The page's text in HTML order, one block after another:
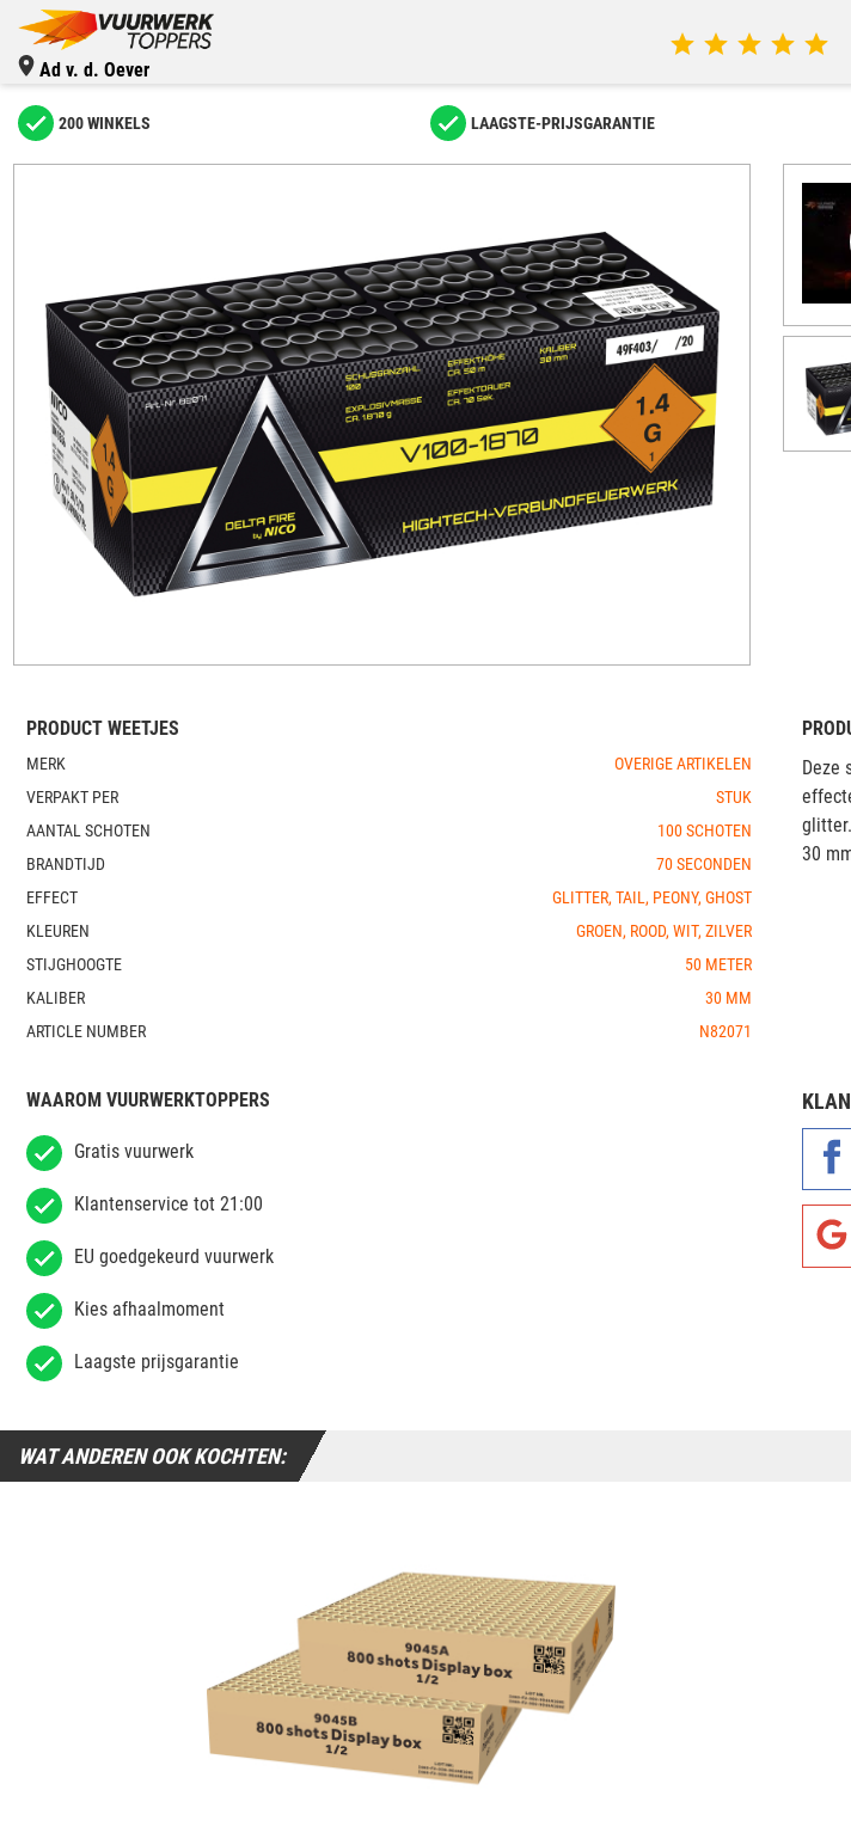
Ad v. d. Oever
200 WINKELS LAAGSTE-PRIJSGARANTIE
PRODUCT WEETJES
MERK
OVERIGE ARTIKELEN
VERPAKT PER
STUK
AANTAL SCHOTEN
100 SCHOTEN
BRANDTIJD
70 SECONDEN
EFFECT
GLITTER, TAIL, PEONY, GHOST
KLEUREN
GROEN, ROOD, WIT, ZILVER
STIJGHOOGTE
50 METER
KALIBER
30 MM
ARTICLE NUMBER
N82071
Deze
30
WAAROM VUURWERKTOPPERS
Gratis vuurwerk
Klantenservice tot 21:00
EU goedgekeurd vuurwerk
Kies afhaalmoment
Laagste prijsgarantie
WAT ANDEREN OOK KOCHTEN: